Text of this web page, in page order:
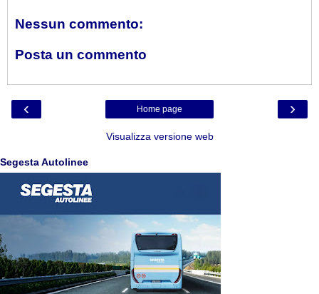
Nessun commento:
Posta un commento
‹ ›
Home page
Visualizza versione web
Segesta Autolinee